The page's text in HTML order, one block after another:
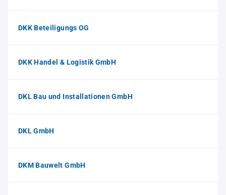
DKK Beteiligungs OG
DKK Handel & Logistik GmbH
DKL Bau und Installationen GmbH
DKL GmbH
DKM Bauwelt GmbH